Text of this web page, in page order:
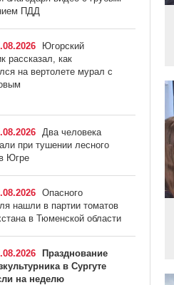
ПДД
Югорский
рассказал, как
на вертолете мурал с
Два человека
при тушении лесного
Югре
Опасного
нашли в партии томатов
в Тюменской области
Празднование
в Сургуте
на неделю